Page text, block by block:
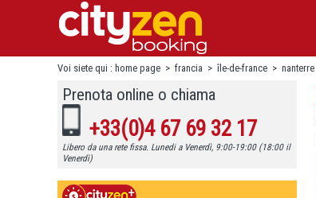
Voi siete qui : home page > francia > île-de-france > nanterre
Prenota online o chiama
+33(0)4 67 69 32 17
Libero da una rete fissa. Lunedi a Venerdì, 9:00-19:00 (18:00 il
Venerdì)